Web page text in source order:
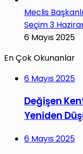
Meclis
Seçim 3
6 Mayıs 2025
En Çok Okunanlar
6 Mayıs 2025
Değişen
Yeniden
6 Mayıs 2025